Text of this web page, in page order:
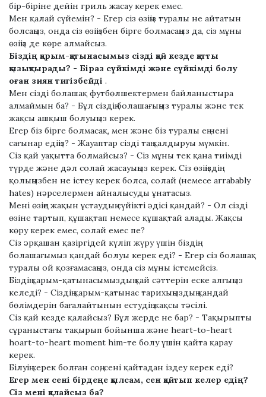
бір-біріне дейін гриль жасау керек емес.
Мен қалай сүйемін? - Егер сіз өзіңіз туралы не айтатын
болсаңыз, онда сіз өзіңізбен бірге болмасаңыз да, сіз мұны
өзіңіз де көре алмайсыз.
Біздің қарым-қатынасымыз сізді қай кезде қатты
қызықтырады? - Біраз сүйкімді және сүйкімді болу
оған зиян тигізбейді .
Мен сізді болашақ футбөлшектермен байланыстыра
алмаймын ба? - Бұл сіздің болашағыңыз туралы және тек
жақсы ашқыш болуыңыз керек.
Егер біз бірге болмасақ, мен және біз туралы ең нені
сағынар едіңіз? - Жауаптар сізді таң қалдыруы мүмкін.
Сіз қай уақытта болмайсыз? - Сіз мұны тек қана тиімді
түрде және дәл солай жасауыңыз керек. Сіз өзіңіздің
қолыңызбен не істеу керек болса, солай (немесе аrrаbаblу
hаtеѕ) нәрселермен айналысуды ұнатасыз.
Мені өзіңе жақын ұстаудың сүйікті әдісі қандай? - Ол сізді
өзіне тартып, құшақтап немесе құшақтай алады. Жақсы
көру керек емес, солай емес пе?
Сіз әрқашан қазіргідей күліп жүру үшін біздің
болашағымыз қандай болуы керек еді? - Егер сіз болашақ
туралы ой қозғамасаңыз, онда сіз мұны істемейсіз.
Біздің қарым-қатынасымыздың қай сәттерін еске алғыңыз
келеді? - Сіздің қарым-қатынас тарихыңыздың қандай
бөлімдерін бағалайтынын естудің жақсы тәсілі.
Сіз қай кезде қалайсыз? Бұл жерде не бар? - Тақырыпты
сұраныстағы тақырып бойынша және hеаrt-tо-hеаrt
hоаrt-tо-hеаrt mоmеnt hіm-те болу үшін қайта қарау
керек.
Білуің керек болған соң, сені қайтадан іздеу керек еді?
Егер мен сені бірдеңе қылсам, сен қайтып келер едің?
Сіз мені қалайсыз ба?